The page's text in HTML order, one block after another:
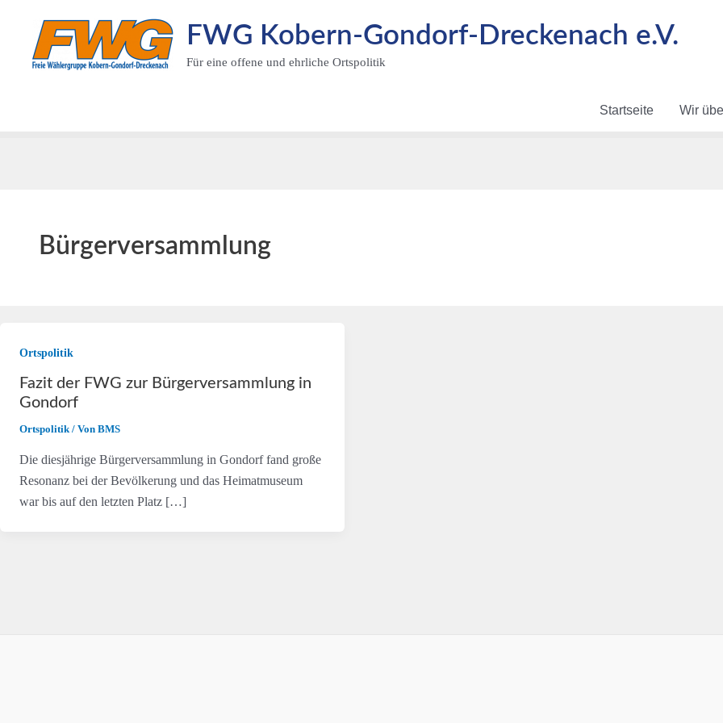
springen
FWG Kobern-Gondorf-Dreckenach e.V.
Für eine offene und ehrliche Ortspolitik
Startseite Wir
Bürgerversammlung
Ortspolitik
Fazit der FWG zur Bürgerversammlung in
Gondorf
Ortspolitik/ Von BMS
Die diesjährige Bürgerversammlung in Gondorf fand große
Resonanz bei der Bevölkerung und das Heimatmuseum
war bis auf den letzten Platz […]